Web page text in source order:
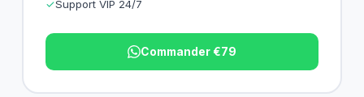
✓Support VIP 24/7
Commander €79